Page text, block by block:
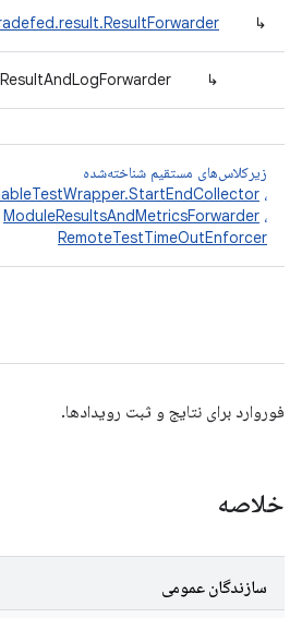
↳
↳
زیرکلاس‌های مستقیم شناخته‌شده
،
ModuleResultsAndMetricsForwarder ،
RemoteTestTimeOutEnforcer
فوروارد برای نتایج و ثبت رویدادها.
خلاصه
سازندگان عمومی